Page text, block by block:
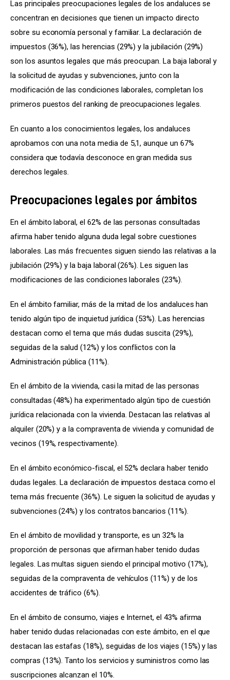
Las principales preocupaciones legales de los andaluces se
concentran en decisiones que tienen un impacto directo
sobre su economía personal y familiar. La declaración de
impuestos (36%), las herencias (29%) y la jubilación (29%)
son los asuntos legales que más preocupan. La baja laboral y
la solicitud de ayudas y subvenciones, junto con la
modificación de las condiciones laborales, completan los
primeros puestos del ranking de preocupaciones legales.
En cuanto a los conocimientos legales, los andaluces
aprobamos con una nota media de 5,1, aunque un 67%
considera que todavía desconoce en gran medida sus
derechos legales.
Preocupaciones legales por ámbitos
En el ámbito laboral, el 62% de las personas consultadas
afirma haber tenido alguna duda legal sobre cuestiones
laborales. Las más frecuentes siguen siendo las relativas a la
jubilación (29%) y la baja laboral (26%). Les siguen las
modificaciones de las condiciones laborales (23%).
En el ámbito familiar, más de la mitad de los andaluces han
tenido algún tipo de inquietud jurídica (53%). Las herencias
destacan como el tema que más dudas suscita (29%),
seguidas de la salud (12%) y los conflictos con la
Administración pública (11%).
En el ámbito de la vivienda, casi la mitad de las personas
consultadas (48%) ha experimentado algún tipo de cuestión
jurídica relacionada con la vivienda. Destacan las relativas al
alquiler (20%) y a la compraventa de vivienda y comunidad de
vecinos (19%, respectivamente).
En el ámbito económico-fiscal, el 52% declara haber tenido
dudas legales. La declaración de impuestos destaca como el
tema más frecuente (36%). Le siguen la solicitud de ayudas y
subvenciones (24%) y los contratos bancarios (11%).
En el ámbito de movilidad y transporte, es un 32% la
proporción de personas que afirman haber tenido dudas
legales. Las multas siguen siendo el principal motivo (17%),
seguidas de la compraventa de vehículos (11%) y de los
accidentes de tráfico (6%).
En el ámbito de consumo, viajes e Internet, el 43% afirma
haber tenido dudas relacionadas con este ámbito, en el que
destacan las estafas (18%), seguidas de los viajes (15%) y las
compras (13%). Tanto los servicios y suministros como las
suscripciones alcanzan el 10%.